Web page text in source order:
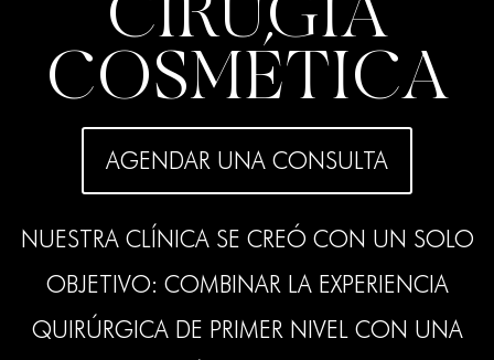
COSMÉTICA
AGENDAR UNA CONSULTA
NUESTRA CLÍNICA SE CREÓ CON UN SOLO
OBJETIVO: COMBINAR LA EXPERIENCIA
QUIRÚRGICA DE PRIMER NIVEL CON UNA